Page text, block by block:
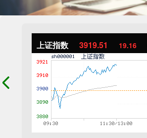
上证指数 3919.51 19.16